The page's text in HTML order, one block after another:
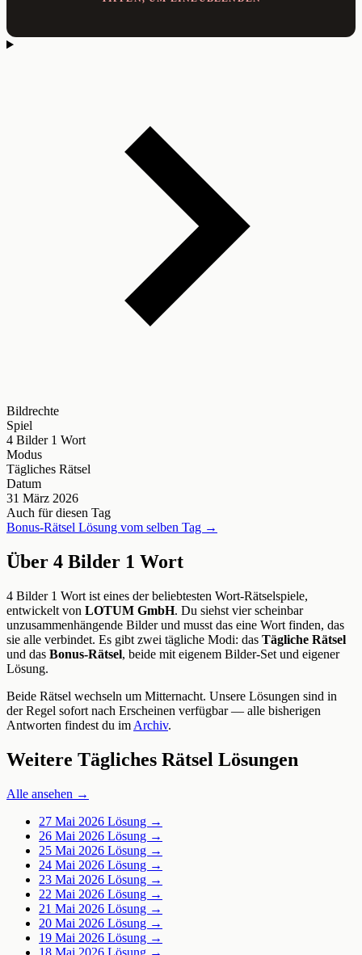
Bildrechte
Spiel
4 Bilder 1 Wort
Modus
Tägliches Rätsel
Datum
31 März 2026
Auch für diesen Tag
Bonus-Rätsel Lösung vom selben Tag →
Über 4 Bilder 1 Wort
4 Bilder 1 Wort ist eines der beliebtesten Wort-Rätselspiele,
entwickelt von LOTUM GmbH. Du siehst vier scheinbar
unzusammenhängende Bilder und musst das eine Wort finden, das
sie alle verbindet. Es gibt zwei tägliche Modi: das Tägliche Rätsel
und das Bonus-Rätsel, beide mit eigenem Bilder-Set und eigener
Lösung.
Beide Rätsel wechseln um Mitternacht. Unsere Lösungen sind in
der Regel sofort nach Erscheinen verfügbar — alle bisherigen
Antworten findest du im Archiv.
Weitere Tägliches Rätsel Lösungen
Alle ansehen →
27 Mai 2026 Lösung →
26 Mai 2026 Lösung →
25 Mai 2026 Lösung →
24 Mai 2026 Lösung →
23 Mai 2026 Lösung →
22 Mai 2026 Lösung →
21 Mai 2026 Lösung →
20 Mai 2026 Lösung →
19 Mai 2026 Lösung →
18 Mai 2026 Lösung →